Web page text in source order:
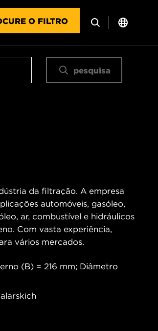
O FILTRO
pesquisa
da filtração. A empresa
automóveis, gasóleo,
ar, combustível e hidráulicos
Com vasta experiência,
vários mercados.
(B) = 216 mm; Diâmetro